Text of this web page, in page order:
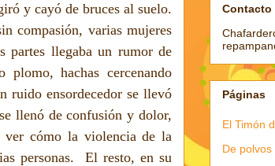
y cayó de bruces al suelo.
compasión, varias mujeres
partes llegaba un rumor de
plomo, hachas cercenando
ruido ensordecedor se llevó
llenó de confusión y dolor,
ver cómo la violencia de la
personas.
El resto, en su
Contacto
Páginas
El Timón
De